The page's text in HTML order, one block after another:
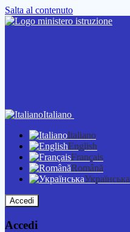
Salta al contenuto
Italiano
Italiano
English
Français
Română
Українська
Accedi
Accedi